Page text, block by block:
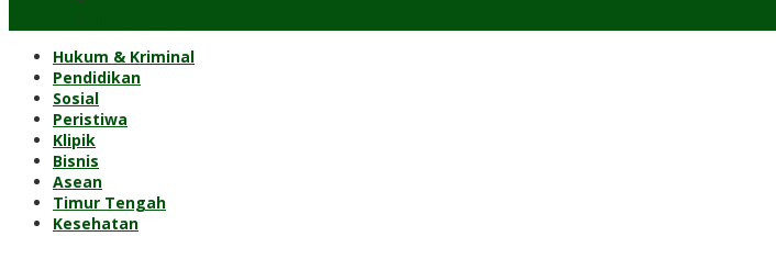
Hukum & Kriminal
Pendidikan
Sosial
Peristiwa
Klipik
Bisnis
Asean
Timur Tengah
Kesehatan